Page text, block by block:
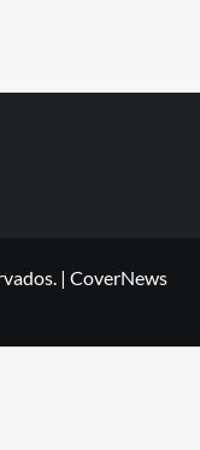
| CoverNews